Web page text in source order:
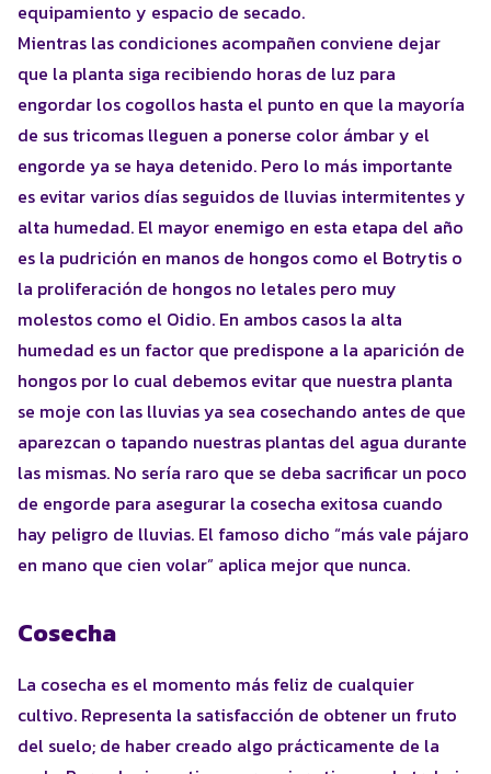
equipamiento y espacio de secado.
Mientras las condiciones acompañen conviene dejar
que la planta siga recibiendo horas de luz para
engordar los cogollos hasta el punto en que la mayoría
de sus tricomas lleguen a ponerse color ámbar y el
engorde ya se haya detenido. Pero lo más importante
es evitar varios días seguidos de lluvias intermitentes y
alta humedad. El mayor enemigo en esta etapa del año
es la pudrición en manos de hongos como el Botrytis o
la proliferación de hongos no letales pero muy
molestos como el Oidio. En ambos casos la alta
humedad es un factor que predispone a la aparición de
hongos por lo cual debemos evitar que nuestra planta
se moje con las lluvias ya sea cosechando antes de que
aparezcan o tapando nuestras plantas del agua durante
las mismas. No sería raro que se deba sacrificar un poco
de engorde para asegurar la cosecha exitosa cuando
hay peligro de lluvias. El famoso dicho “más vale pájaro
en mano que cien volar” aplica mejor que nunca.
Cosecha
La cosecha es el momento más feliz de cualquier
cultivo. Representa la satisfacción de obtener un fruto
del suelo; de haber creado algo prácticamente de la